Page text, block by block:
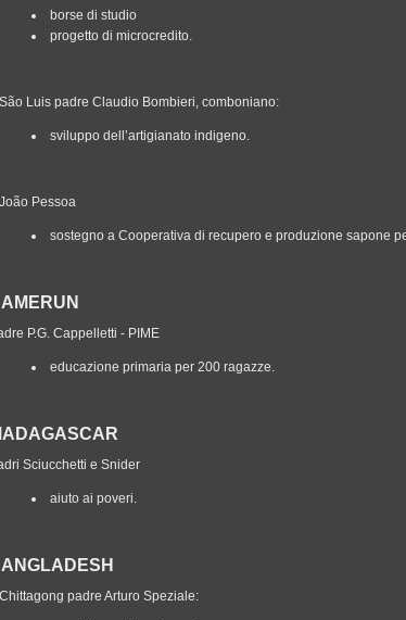
borse di studio
progetto di microcredito.
Luis padre Claudio Bombieri, comboniano:
sviluppo dell’artigianato indigeno.
Pessoa
sostegno a Cooperativa di recupero e produzione sapone
P.G. Cappelletti - PIME
educazione primaria per 200 ragazze.
Sciucchetti e Snider
aiuto ai poveri.
padre Arturo Speziale: